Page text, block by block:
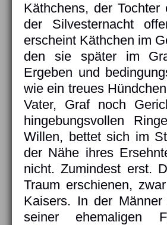
Käthchens, der
der Silvesternacht
erscheint Käthchen im
den sie später im
Ergeben und
wie ein treues
Vater, Graf noch
hingebungsvollen
Willen, bettet sich im
der Nähe ihres
nicht. Zumindest erst.
Traum erschienen,
Kaisers. In der
seiner ehemaligen